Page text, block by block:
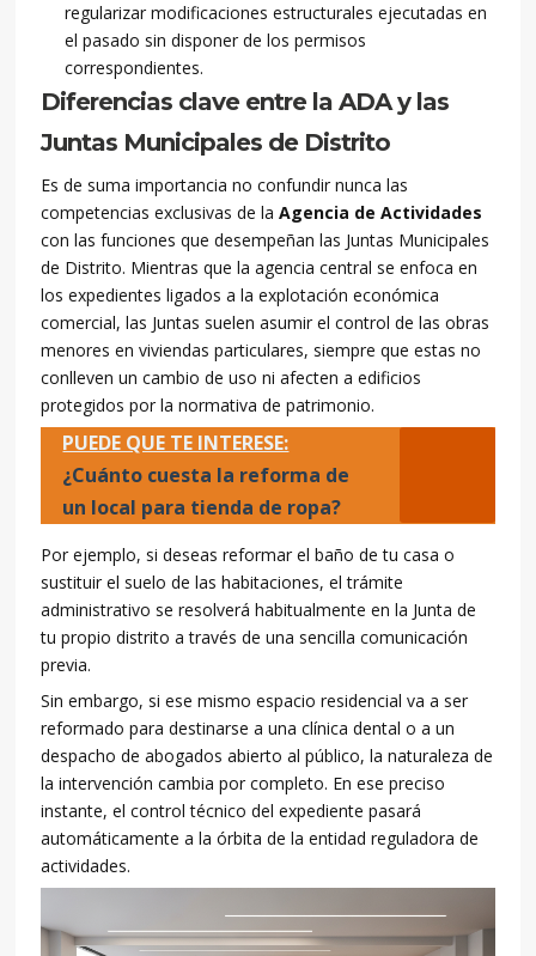
regularizar modificaciones estructurales ejecutadas en
el pasado sin disponer de los permisos
correspondientes.
Diferencias clave entre la ADA y las
Juntas Municipales de Distrito
Es de suma importancia no confundir nunca las
competencias exclusivas de laAgencia de Actividades
con las funciones que desempeñan las Juntas Municipales
de Distrito. Mientras que la agencia central se enfoca en
los expedientes ligados a la explotación económica
comercial, las Juntas suelen asumir el control de las obras
menores en viviendas particulares, siempre que estas no
conlleven un cambio de uso ni afecten a edificios
protegidos por la normativa de patrimonio.
PUEDE QUE TE INTERESE:
¿Cuánto cuesta la reforma de
un local para tienda de ropa?
Por ejemplo, si deseas reformar el baño de tu casa o
sustituir el suelo de las habitaciones, el trámite
administrativo se resolverá habitualmente en la Junta de
tu propio distrito a través de una sencilla comunicación
previa.
Sin embargo, si ese mismo espacio residencial va a ser
reformado para destinarse a una clínica dental o a un
despacho de abogados abierto al público, la naturaleza de
la intervención cambia por completo. En ese preciso
instante, el control técnico del expediente pasará
automáticamente a la órbita de la entidad reguladora de
actividades.